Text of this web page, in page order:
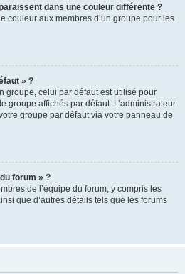
dans une couleur différente ?
couleur aux membres d’un groupe pour les
» ?
groupe, celui par défaut est utilisé pour
groupe affichés par défaut. L’administrateur
groupe par défaut via votre panneau de
forum » ?
de l’équipe du forum, y compris les
que d’autres détails tels que les forums